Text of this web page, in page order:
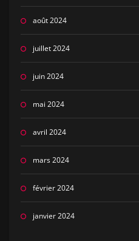
août 2024
juillet 2024
juin 2024
mai 2024
avril 2024
mars 2024
février 2024
janvier 2024